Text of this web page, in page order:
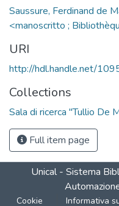
Saussure, Ferdinand de
<manoscritto ;
URI
http://hdl.handle.net/
Collections
Sala di ricerca "Tullio De
Full item page
Unical - Sistema
Cookie Informativa